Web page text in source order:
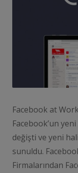
Facebook at
Facebook’un
değişti ve yeni
sunuldu.
Firmalarından